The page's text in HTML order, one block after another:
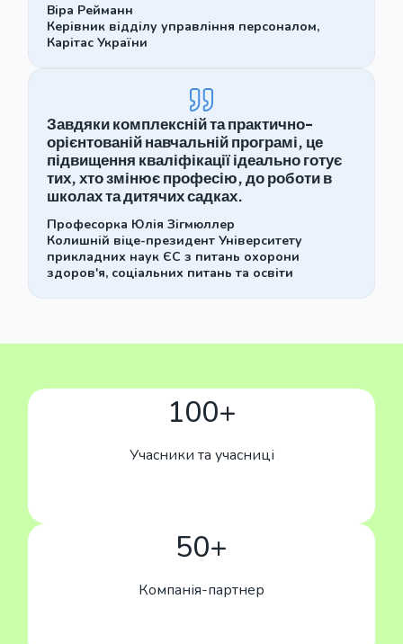
Віра Рейманн
Керівник відділу управління персоналом,
Карітас України
Завдяки комплексній та практично-
орієнтованій навчальній програмі, це
підвищення кваліфікації ідеально готує
тих, хто змінює професію, до роботи в
школах та дитячих садках.
Професорка Юлія Зігмюллер
Колишній віце-президент Університету
прикладних наук ЄС з питань охорони
здоров'я, соціальних питань та освіти
100+
Учасники та учасниці
50+
Компанія-партнер